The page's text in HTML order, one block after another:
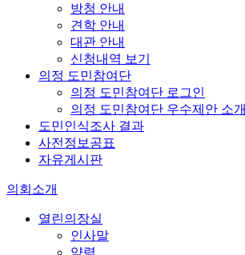
방청 안내
견학 안내
대관 안내
신청내역 보기
의정 도민참여단
의정 도민참여단 로그인
의정 도민참여단 우수제안 소개
도민인식조사 결과
사전정보공표
자유게시판
의회소개
열린의장실
인사말
약력